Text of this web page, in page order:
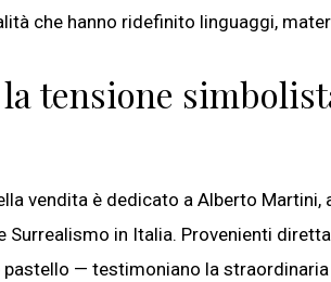
che hanno ridefinito linguaggi,
tensione
vendita è dedicato a Alberto
Surrealismo in Italia. Provenienti
— testimoniano la